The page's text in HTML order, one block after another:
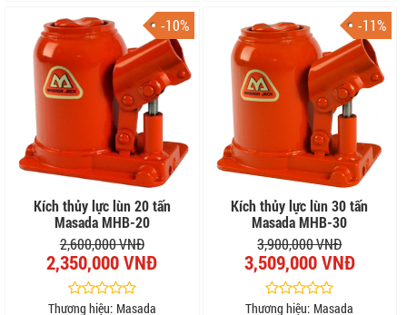
-10%
Kích thủy lực lùn 20 tấn
Masada MHB-20
2,600,000 VNĐ
2,350,000 VNĐ
Thương hiệu: Masada
-11%
Kích thủy lực lùn 30 tấn
Masada MHB-30
3,900,000 VNĐ
3,509,000 VNĐ
Thương hiệu: Masada